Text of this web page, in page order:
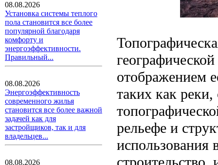
08.08.2026
Установка системы теплого
пола становится все более
популярной благодаря
комфорту и
энергоэффективности.
Правильный...
08.08.2026
Энергоэффективность
современного жилья
становится все более важной
задачей как для
застройщиков, так и для
владельцев...
08.08.2026
отображением
таких как
рельефе и
использования